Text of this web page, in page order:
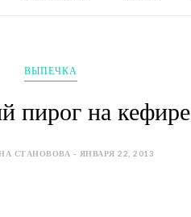
ВЫПЕЧКА
пирог на кефире
СТАНОВОВА - ЯНВАРЯ 22, 2013